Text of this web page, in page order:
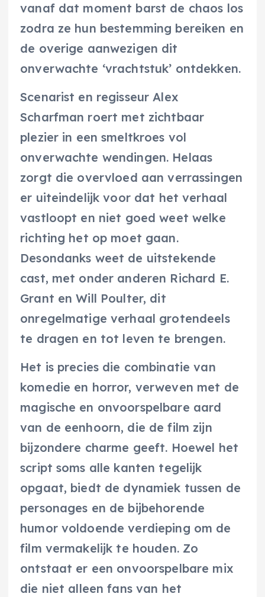
vanaf dat moment barst de chaos los
zodra ze hun bestemming bereiken en
de overige aanwezigen dit
onverwachte ‘vrachtstuk’ ontdekken.
Scenarist en regisseur Alex
Scharfman roert met zichtbaar
plezier in een smeltkroes vol
onverwachte wendingen. Helaas
zorgt die overvloed aan verrassingen
er uiteindelijk voor dat het verhaal
vastloopt en niet goed weet welke
richting het op moet gaan.
Desondanks weet de uitstekende
cast, met onder anderen Richard E.
Grant en Will Poulter, dit
onregelmatige verhaal grotendeels
te dragen en tot leven te brengen.
Het is precies die combinatie van
komedie en horror, verweven met de
magische en onvoorspelbare aard
van de eenhoorn, die de film zijn
bijzondere charme geeft. Hoewel het
script soms alle kanten tegelijk
opgaat, biedt de dynamiek tussen de
personages en de bijbehorende
humor voldoende verdieping om de
film vermakelijk te houden. Zo
ontstaat er een onvoorspelbare mix
die niet alleen fans van het